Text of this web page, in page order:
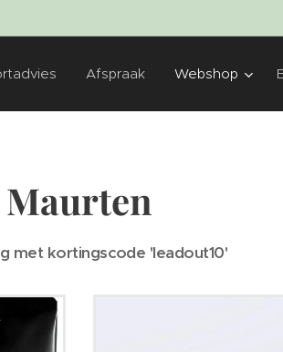
Afspraak Webshop
Maurten
met kortingscode 'leadout10'